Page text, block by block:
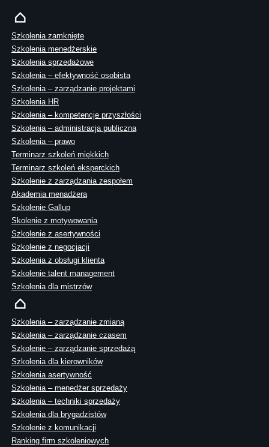
Szkolenia zamknięte
Szkolenia menedżerskie
Szkolenia sprzedażowe
Szkolenia – efektywność osobista
Szkolenia – zarządzanie projektami
Szkolenia HR
Szkolenia – kompetencje przyszłości
Szkolenia – administracja publiczna
Szkolenia – prawo
Terminarz szkoleń miękkich
Terminarz szkoleń eksperckich
Szkolenie z zarządzania zespołem
Akademia menadżera
Szkolenie Gallup
Skolenie z motywowania
Szkolenie z asertywności
Szkolenie z negocjacji
Szkolenia z obsługi klienta
Szkolenie talent management
Szkolenia dla mistrzów
Szkolenia – zarządzanie zmianą
Szkolenia – zarządzanie czasem
Szkolenie – zarządzanie sprzedażą
Szkolenia dla kierowników
Szkolenia asertywność
Szkolenia – menedżer sprzedaży
Szkolenia – techniki sprzedaży
Szkolenia dla brygadzistów
Szkolenie z komunikacji
Ranking firm szkoleniowych